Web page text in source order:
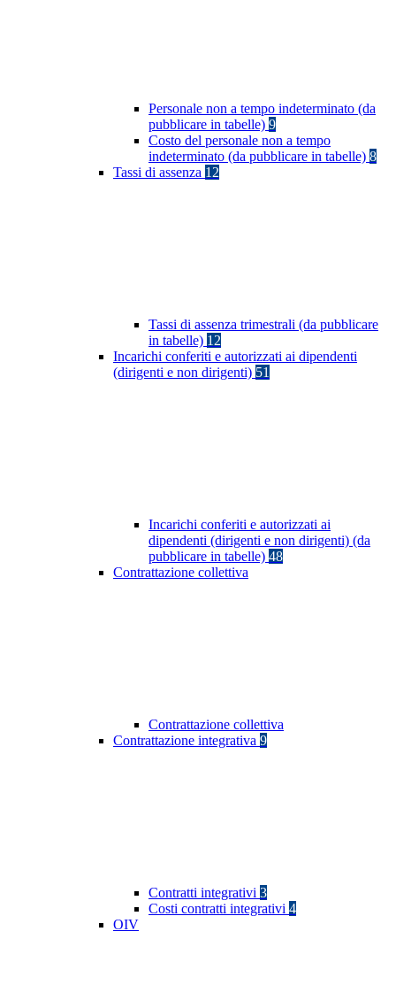
Personale non a tempo indeterminato (da
pubblicare in tabelle) 9
Costo del personale non a tempo
indeterminato (da pubblicare in tabelle) 8
Tassi di assenza 12
Tassi di assenza trimestrali (da pubblicare
in tabelle) 12
Incarichi conferiti e autorizzati ai dipendenti
(dirigenti e non dirigenti) 51
Incarichi conferiti e autorizzati ai
dipendenti (dirigenti e non dirigenti) (da
pubblicare in tabelle) 48
Contrattazione collettiva
Contrattazione collettiva
Contrattazione integrativa 9
Contratti integrativi 3
Costi contratti integrativi 4
OIV